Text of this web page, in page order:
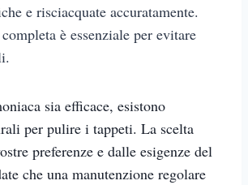
e risciacquate accuratamente.
è essenziale per evitare
sia efficace, esistono
per pulire i tappeti. La scelta
preferenze e dalle esigenze del
che una manutenzione regolare